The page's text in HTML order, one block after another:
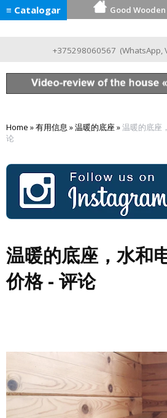
≡ Catalogar Good
+375298060567 (WhatsApp,
Home »有用信息 »温暖的底座»温暖的底座
论
温暖的底座，水和
价格 - 评论